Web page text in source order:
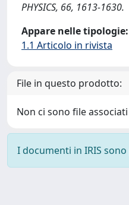
PHYSICS, 66, 1613-1630.
Appare nelle tipologie:
1.1 Articolo in rivista
File in questo prodotto:
Non ci sono file
I documenti in IRIS